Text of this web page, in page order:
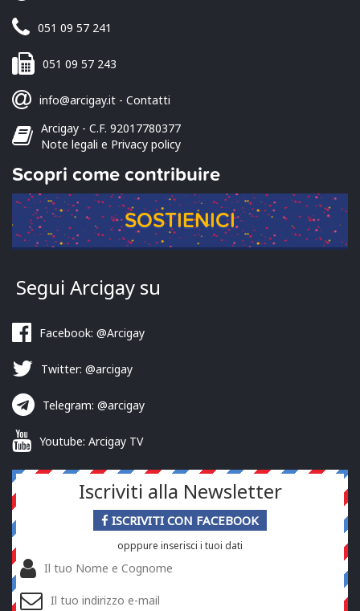
051 09 57 241
051 09 57 243
info@arcigay.it - Contatti
Arcigay - C.F. 92017780377
Note legali e Privacy policy
Scopri come contribuire
SOSTIENICI
Segui Arcigay su
Facebook: @Arcigay
Twitter: @arcigay
Telegram: @arcigay
Youtube: Arcigay TV
Iscriviti alla Newsletter
ISCRIVITI CON FACEBOOK
opppure inserisci i tuoi dati